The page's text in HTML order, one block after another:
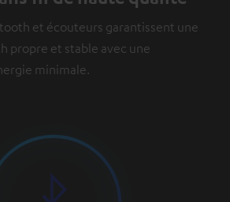
et écouteurs garantissent une
propre et stable avec une
minimale.